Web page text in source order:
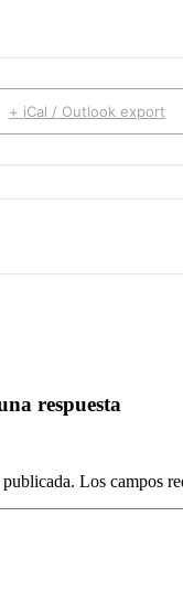
+ iCal / Outlook export
respuesta
Los campos